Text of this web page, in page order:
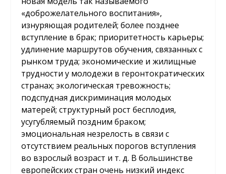
«доброжелательного воспитания»,
изнуряющая родителей; более позднее
вступление в брак; приоритетность карьеры;
удлинение маршрутов обучения, связанных с
рынком труда; экономические и жилищные
трудности у молодежи в геронтократических
странах; экологическая тревожность;
подспудная дискриминация молодых
матерей; структурный рост бесплодия,
усугубляемый поздним браком;
эмоциональная незрелость в связи с
отсутствием реальных порогов вступления
во взрослый возраст и т. д. В большинстве
европейских стран очень низкий индекс